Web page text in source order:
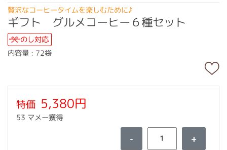
贅沢なコーヒータイムを楽しむために♪
ギフト グルメコーヒー６種セット
のし対応
内容量 : 72袋
特価 5,380円
53 マメー獲得
- +